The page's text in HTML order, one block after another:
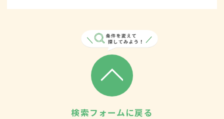
検索フォームに戻る